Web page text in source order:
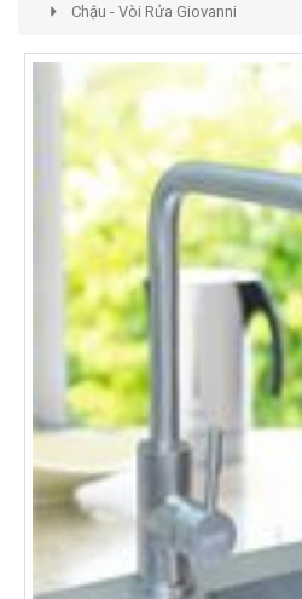
Chậu - Vòi Rửa Giovanni